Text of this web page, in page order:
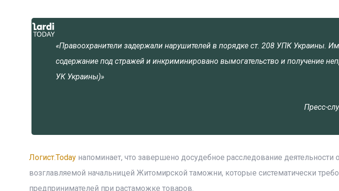
«Правоохранители задержали нарушителей в порядке ст. 208 УПК Украины.
содержание под стражей и инкриминировано вымогательство и получение
УК Украины)»
Пресс-
Логист.Todayнапоминает, что завершено досудебное расследование деятельности
возглавляемой начальницей Житомирской таможни, которые систематически
предпринимателей при растаможке товаров.